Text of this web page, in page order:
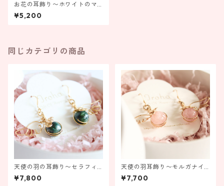
お花の耳飾り〜ホワイトのマ
ザーオブパール〜【金具の変
更ができます】
¥5,200
同じカテゴリの商品
天使の羽の耳飾り〜セラフィ
ナイト〜【金具の変更ができ
ます！】
¥7,800
天使の羽耳飾り〜モルガナイ
ト〜【金具の変更ができま
す！】
¥7,700